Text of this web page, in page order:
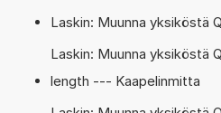
Laskin: Muunna yksiköstä
Laskin: Muunna yksiköstä
length --- Kaapelinmitta